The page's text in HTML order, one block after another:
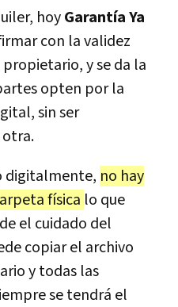
hoyGarantía Ya
con la validez
y se da la
opten por la
sin ser
otra.
digitalmente, no hay
física lo que
el cuidado del
copiar el archivo
y todas las
se tendrá el